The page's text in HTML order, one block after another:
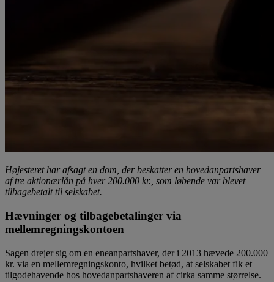
Højesteret har afsagt en dom, der beskatter en hovedanpartshaver
af tre aktionærlån på hver 200.000 kr., som løbende var blevet
tilbagebetalt til selskabet.
Hævninger og tilbagebetalinger via
mellemregningskontoen
Sagen drejer sig om en eneanpartshaver, der i 2013 hævede 200.000
kr. via en mellemregningskonto, hvilket betød, at selskabet fik et
tilgodehavende hos hovedanpartshaveren af cirka samme størrelse.